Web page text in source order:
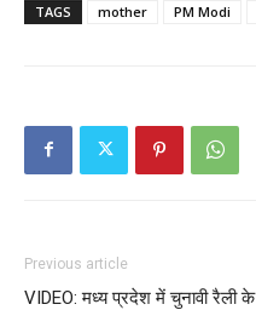
TAGS mother PM Modi
Previous article
VIDEO: मध्य प्रदेश में चुनावी रैली के